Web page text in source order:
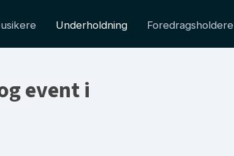
Underholdning Foredragsholdere
event i